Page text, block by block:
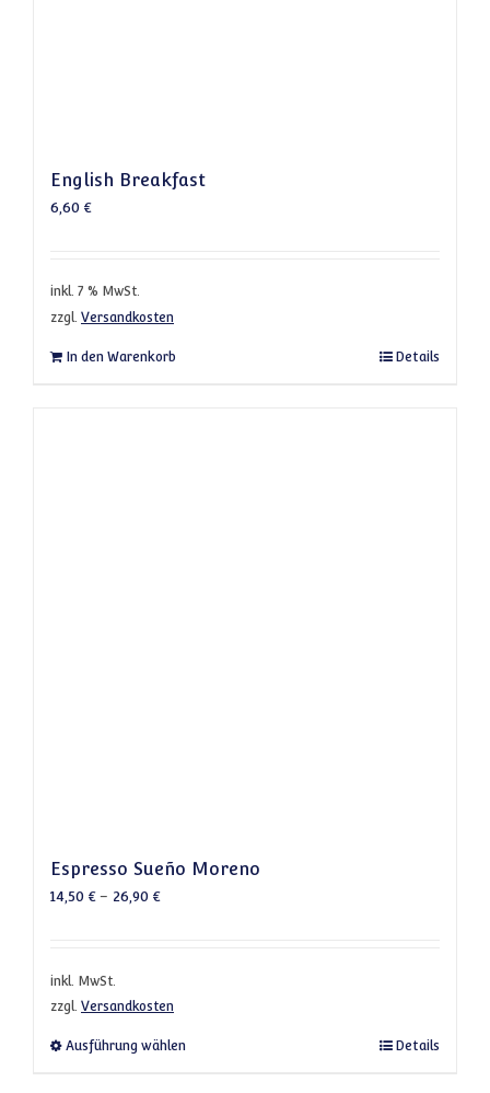
English Breakfast
6,60 €
inkl. 7 % MwSt.
zzgl. Versandkosten
In den Warenkorb Details
Espresso Sueño Moreno
14,50 €– 26,90 €
inkl. MwSt.
zzgl. Versandkosten
Ausführung wählen Dieses Produkt weist mehrere Varianten
Details